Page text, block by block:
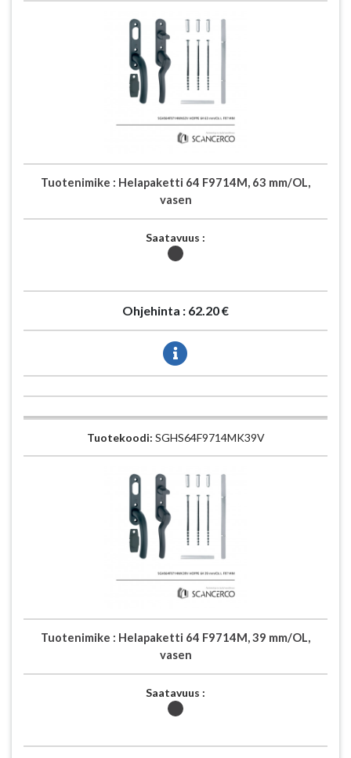
Tuotenimike : Helapaketti 64 F9714M, 63 mm/OL,
vasen
Saatavuus :
Ohjehinta : 62.20 €
Tuotekoodi: SGHS64F9714MK39V
Tuotenimike : Helapaketti 64 F9714M, 39 mm/OL,
vasen
Saatavuus :